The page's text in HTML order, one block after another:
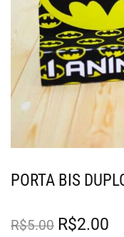
PORTA BIS
R$5.00 R$2.00